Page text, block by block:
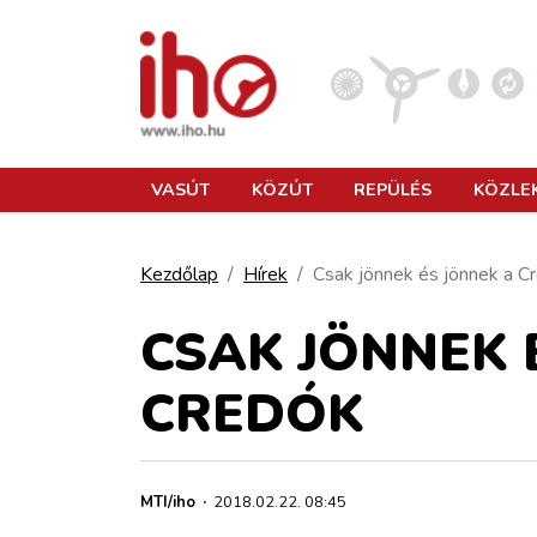
KÖZLEKEDÉSFEJLESZTÉS
ELLÁTÁSI LÁNC
VASÚT KÖZÚT REPÜLÉS
Kezdőlap Hírek Csak jönnek és jönnek a
CSAK JÖNNEK
CREDÓK
MTI/iho · 2018.02.22. 08:45